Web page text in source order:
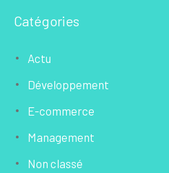
Catégories
Actu
Développement
E-commerce
Management
Non classé